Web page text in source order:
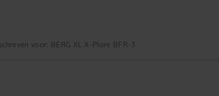
voor: BERG XL X-Plore BFR-3